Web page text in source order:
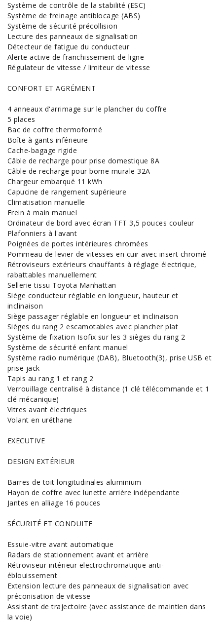
Système de contrôle de la stabilité (ESC)
Système de freinage antiblocage (ABS)
Système de sécurité précollision
Lecture des panneaux de signalisation
Détecteur de fatigue du conducteur
Alerte active de franchissement de ligne
Régulateur de vitesse / limiteur de vitesse
CONFORT ET AGRÉMENT
4 anneaux d'arrimage sur le plancher du coffre
5 places
Bac de coffre thermoformé
Boîte à gants inférieure
Cache-bagage rigide
Câble de recharge pour prise domestique 8A
Câble de recharge pour borne murale 32A
Chargeur embarqué 11 kWh
Capucine de rangement supérieure
Climatisation manuelle
Frein à main manuel
Ordinateur de bord avec écran TFT 3,5 pouces couleur
Plafonniers à l'avant
Poignées de portes intérieures chromées
Pommeau de levier de vitesses en cuir avec insert chromé
Rétroviseurs extérieurs chauffants à réglage électrique,
rabattables manuellement
Sellerie tissu Toyota Manhattan
Siège conducteur réglable en longueur, hauteur et
inclinaison
Siège passager réglable en longueur et inclinaison
Sièges du rang 2 escamotables avec plancher plat
Système de fixation Isofix sur les 3 sièges du rang 2
Système de sécurité enfant manuel
Système radio numérique (DAB), Bluetooth(3), prise USB et
prise jack
Tapis au rang 1 et rang 2
Verrouillage centralisé à distance (1 clé télécommande et 1
clé mécanique)
Vitres avant électriques
Volant en uréthane
EXECUTIVE
DESIGN EXTÉRIEUR
Barres de toit longitudinales aluminium
Hayon de coffre avec lunette arrière indépendante
Jantes en alliage 16 pouces
SÉCURITÉ ET CONDUITE
Essuie-vitre avant automatique
Radars de stationnement avant et arrière
Rétroviseur intérieur electrochromatique anti-
éblouissement
Extension lecture des panneaux de signalisation avec
préconisation de vitesse
Assistant de trajectoire (avec assistance de maintien dans
la voie)